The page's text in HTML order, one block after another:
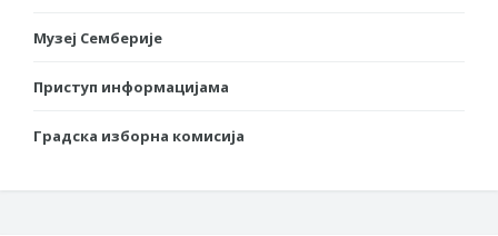
Музеј Семберије
Приступ информацијама
Градска изборна комисија